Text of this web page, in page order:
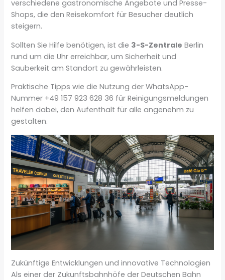
verschiedene gastronomische Angebote und Presse-
Shops, die den Reisekomfort für Besucher deutlich
steigern.
Sollten Sie Hilfe benötigen, ist die 3-S-Zentrale Berlin
rund um die Uhr erreichbar, um Sicherheit und
Sauberkeit am Standort zu gewährleisten.
Praktische Tipps wie die Nutzung der WhatsApp-
Nummer +49 157 923 628 36 für Reinigungsmeldungen
helfen dabei, den Aufenthalt für alle angenehm zu
gestalten.
Zukünftige Entwicklungen und innovative Technologien
Als einer der Zukunftsbahnhöfe der Deutschen Bahn